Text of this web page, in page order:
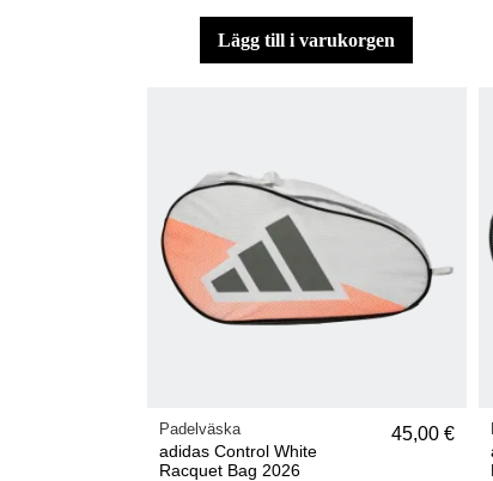
lägg till i varukorgen
Padelväska
adidas Control White
Racquet Bag 2026
45,00 €